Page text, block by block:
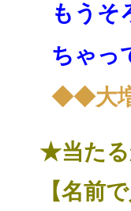
もうそ
ちゃっ
◆◆大
★当た
【名前